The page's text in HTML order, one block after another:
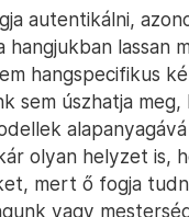
autentikálni,
lassan
hangspecifikus
sem úszhatja meg,
alapanyagává
olyan helyzet is,
mert ő fogja
vagy